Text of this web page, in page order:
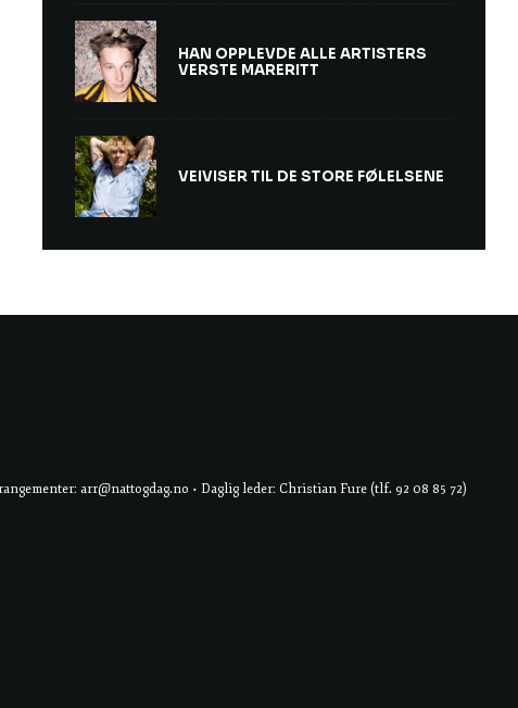
HAN OPPLEVDE ALLE ARTISTERS
VERSTE MARERITT
VEIVISER TIL DE STORE FØLELSENE
arr@nattogdag.no • Daglig leder: Christian Fure (tlf. 92 08 85 72)